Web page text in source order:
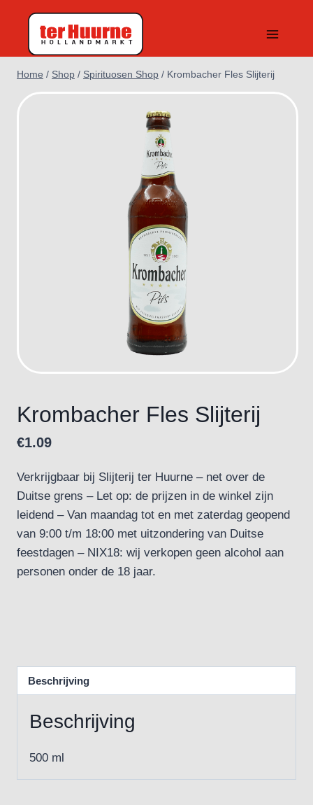
inhoud
Home / Shop / Spirituosen Shop / Krombacher Fles Slijterij
Krombacher Fles Slijterij
€1.09
Verkrijgbaar bij Slijterij ter Huurne – net over de
Duitse grens – Let op: de prijzen in de winkel zijn
leidend – Van maandag tot en met zaterdag geopend
van 9:00 t/m 18:00 met uitzondering van Duitse
feestdagen – NIX18: wij verkopen geen alcohol aan
personen onder de 18 jaar.
Beschrijving
Beschrijving
500 ml